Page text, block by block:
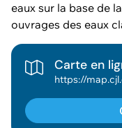
eaux sur la base de
ouvrages des eaux
Carte en